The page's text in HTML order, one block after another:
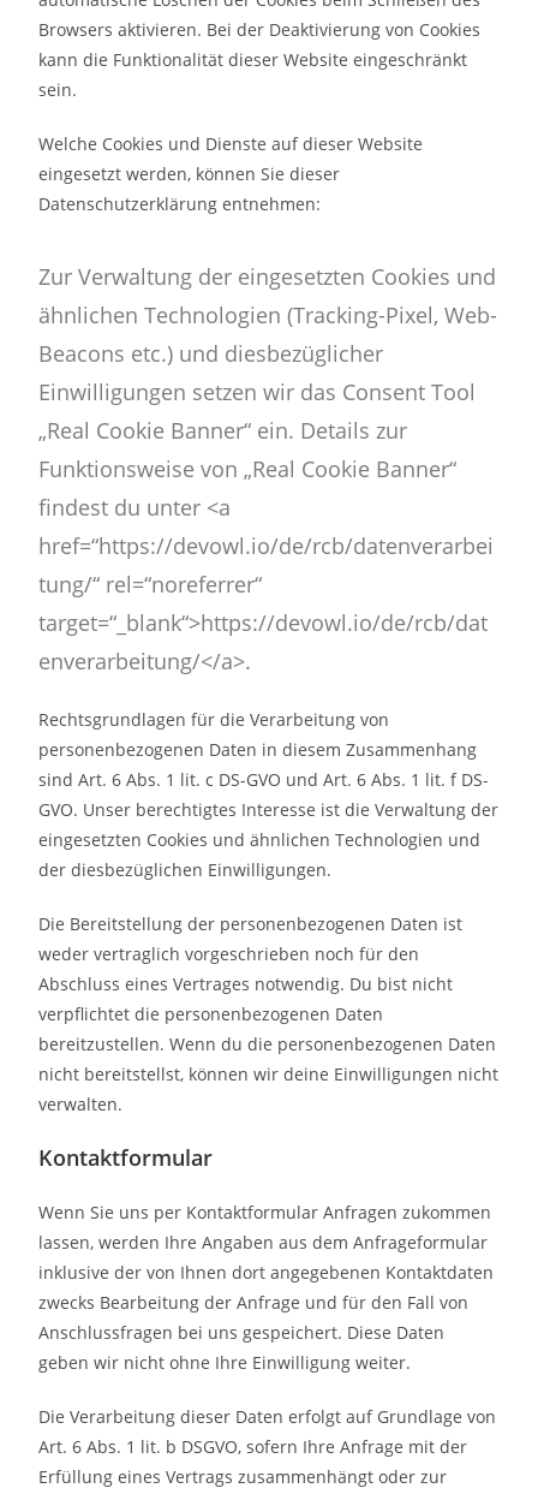
Browsers aktivieren. Bei der Deaktivierung von Cookies
kann die Funktionalität dieser Website eingeschränkt
sein.
Welche Cookies und Dienste auf dieser Website
eingesetzt werden, können Sie dieser
Datenschutzerklärung entnehmen:
Zur Verwaltung der eingesetzten Cookies und
ähnlichen Technologien (Tracking-Pixel, Web-
Beacons etc.) und diesbezüglicher
Einwilligungen setzen wir das Consent Tool
„Real Cookie Banner“ ein. Details zur
Funktionsweise von „Real Cookie Banner“
findest du unter <a
href=“https://devowl.io/de/rcb/datenverarbei
tung/“ rel=“noreferrer“
target=“_blank“>https://devowl.io/de/rcb/dat
enverarbeitung/</a>.
Rechtsgrundlagen für die Verarbeitung von
personenbezogenen Daten in diesem Zusammenhang
sind Art. 6 Abs. 1 lit. c DS-GVO und Art. 6 Abs. 1 lit. f DS-
GVO. Unser berechtigtes Interesse ist die Verwaltung der
eingesetzten Cookies und ähnlichen Technologien und
der diesbezüglichen Einwilligungen.
Die Bereitstellung der personenbezogenen Daten ist
weder vertraglich vorgeschrieben noch für den
Abschluss eines Vertrages notwendig. Du bist nicht
verpflichtet die personenbezogenen Daten
bereitzustellen. Wenn du die personenbezogenen Daten
nicht bereitstellst, können wir deine Einwilligungen nicht
verwalten.
Kontaktformular
Wenn Sie uns per Kontaktformular Anfragen zukommen
lassen, werden Ihre Angaben aus dem Anfrageformular
inklusive der von Ihnen dort angegebenen Kontaktdaten
zwecks Bearbeitung der Anfrage und für den Fall von
Anschlussfragen bei uns gespeichert. Diese Daten
geben wir nicht ohne Ihre Einwilligung weiter.
Die Verarbeitung dieser Daten erfolgt auf Grundlage von
Art. 6 Abs. 1 lit. b DSGVO, sofern Ihre Anfrage mit der
Erfüllung eines Vertrags zusammenhängt oder zur